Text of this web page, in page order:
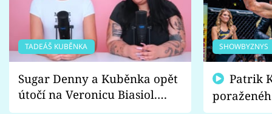
TADEÁŠ KUBĚNKA
Sugar Denny a Kuběnka opět
útočí na Veronicu Biasiol.
Proč je podle nich falešná a
SHOWBYZNYS